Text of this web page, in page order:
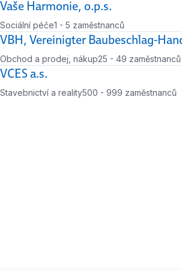
Vaše Harmonie, o.p.s.
Sociální péče
Počet zaměstnanců
1 - 5 zaměstnanců
VBH, Vereinigter Baubeschlag-
Obchod a prodej, nákup
Počet zaměstnanců
25 - 49 zaměstnanců
VCES a.s.
Stavebnictví a reality
Počet zaměstnanců
500 - 999 zaměstnanců